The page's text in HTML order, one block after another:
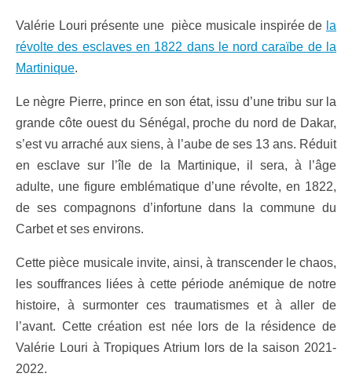
Valérie Louri présente une pièce musicale inspirée de la
révolte des esclaves en 1822 dans le nord caraïbe de la
Martinique.
Le nègre Pierre, prince en son état, issu d’une tribu sur la
grande côte ouest du Sénégal, proche du nord de Dakar,
s’est vu arraché aux siens, à l’aube de ses 13 ans. Réduit
en esclave sur l’île de la Martinique, il sera, à l’âge
adulte, une figure emblématique d’une révolte, en 1822,
de ses compagnons d’infortune dans la commune du
Carbet et ses environs.
Cette pièce musicale invite, ainsi, à transcender le chaos,
les souffrances liées à cette période anémique de notre
histoire, à surmonter ces traumatismes et à aller de
l’avant. Cette création est née lors de la résidence de
Valérie Louri à Tropiques Atrium lors de la saison 2021-
2022.